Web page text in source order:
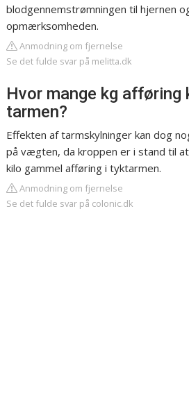
blodgennemstrømningen til hjernen
opmærksomheden.
Anmodning om fjernelse
Se det fulde svar på melitta.dk
Hvor mange kg afføring
tarmen?
Effekten af tarmskylninger kan dog
på vægten, da kroppen er i stand til
kilo gammel afføring i tyktarmen.
Anmodning om fjernelse
Se det fulde svar på colonic.dk